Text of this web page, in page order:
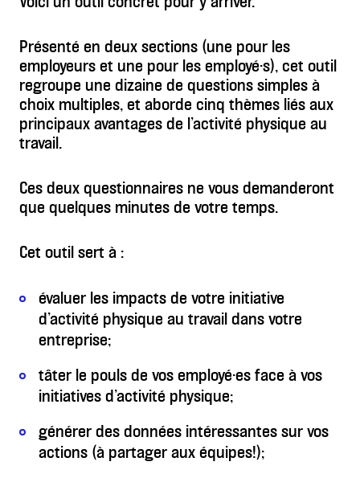
Présenté en deux sections (une pour les
employeurs et une pour les employé·s), cet outil
regroupe une dizaine de questions simples à
choix multiples, et aborde cinq thèmes liés aux
principaux avantages de l’activité physique au
travail.
Ces deux questionnaires ne vous demanderont
que quelques minutes de votre temps.
Cet outil sert à :
évaluer les impacts de votre initiative
d’activité physique au travail dans votre
entreprise;
tâter le pouls de vos employé·es face à vos
initiatives d’activité physique;
générer des données intéressantes sur vos
actions (à partager aux équipes!);